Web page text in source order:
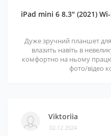
iPad mini 6 8.3" (2021)
Дуже зручний планшет
влазить навіть в
комфортно на ньому
фото/відео
Viktoriia
02.12.2024